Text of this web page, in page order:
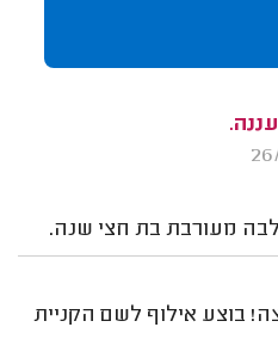
מעורבת בת חצי שנה.
בוצע אילוף לשם הקניית